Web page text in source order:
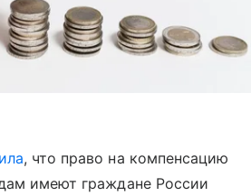
, что право на компенсацию
имеют граждане России